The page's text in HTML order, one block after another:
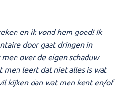
en ik vond hem goed! Ik
door gaat dringen in
over de eigen schaduw
men leert dat niet alles is wat
kijken dan wat men kent en/of